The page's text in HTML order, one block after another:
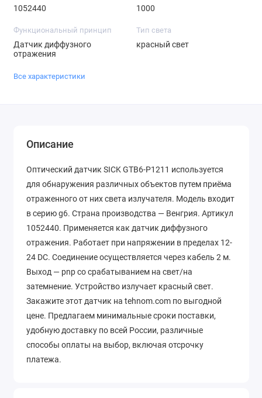
1052440 1000
Функциональный принцип
Датчик диффузного
отражения
Тип света
красный свет
Все характеристики
Описание
Оптический датчик SICK GTB6-P1211 используется
для обнаружения различных объектов путем приёма
отраженного от них света излучателя. Модель входит
в серию g6. Страна производства — Венгрия. Артикул
1052440. Применяется как датчик диффузного
отражения. Работает при напряжении в пределах 12-
24 DC. Соединение осуществляется через кабель 2 м.
Выход — pnp со срабатыванием на свет/на
затемнение. Устройство излучает красный свет.
Закажите этот датчик на tehnom.com по выгодной
цене. Предлагаем минимальные сроки поставки,
удобную доставку по всей России, различные
способы оплаты на выбор, включая отсрочку
платежа.